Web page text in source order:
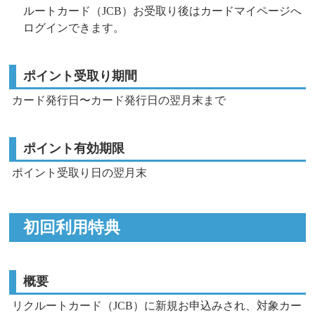
ルートカード（JCB）お受取り後はカードマイページへ
ログインできます。
ポイント受取り期間
カード発行日〜カード発行日の翌月末まで
ポイント有効期限
ポイント受取り日の翌月末
初回利用特典
概要
リクルートカード（JCB）に新規お申込みされ、対象カー